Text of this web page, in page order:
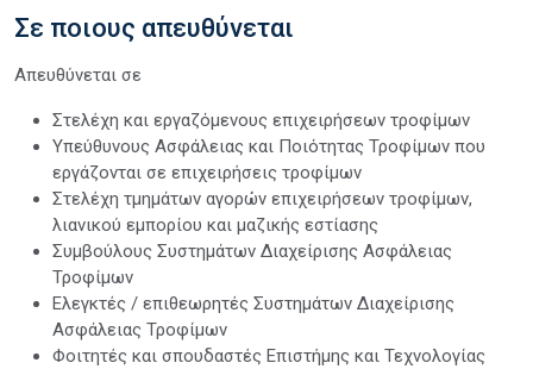
Σε ποιους απευθύνεται
Απευθύνεται σε
Στελέχη και εργαζόμενους επιχειρήσεων τροφίμων
Υπεύθυνους Ασφάλειας και Ποιότητας Τροφίμων που
εργάζονται σε επιχειρήσεις τροφίμων
Στελέχη τμημάτων αγορών επιχειρήσεων τροφίμων,
λιανικού εμπορίου και μαζικής εστίασης
Συμβούλους Συστημάτων Διαχείρισης Ασφάλειας
Τροφίμων
Ελεγκτές / επιθεωρητές Συστημάτων Διαχείρισης
Ασφάλειας Τροφίμων
Φοιτητές και σπουδαστές Επιστήμης και Τεχνολογίας